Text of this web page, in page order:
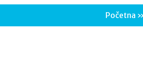
Početna »